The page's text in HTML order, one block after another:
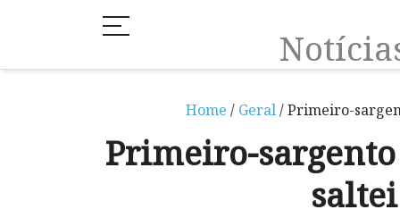
Home / Geral/ Primeiro-
Primeiro-sargento